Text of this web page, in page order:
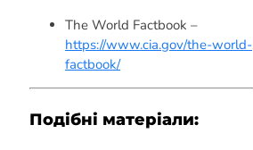
The World Factbook –
https://www.cia.gov/the-world-
factbook/
Подібні матеріали: